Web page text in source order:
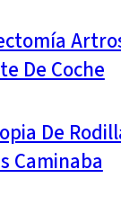
De Coche
De
Caminaba